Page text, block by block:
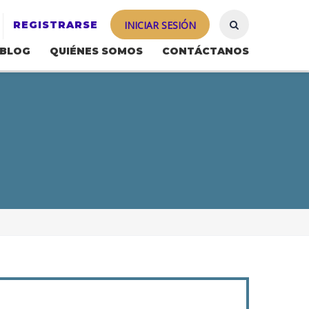
REGISTRARSE INICIAR SESIÓN
BLOG QUIÉNES SOMOS CONTÁCTANOS